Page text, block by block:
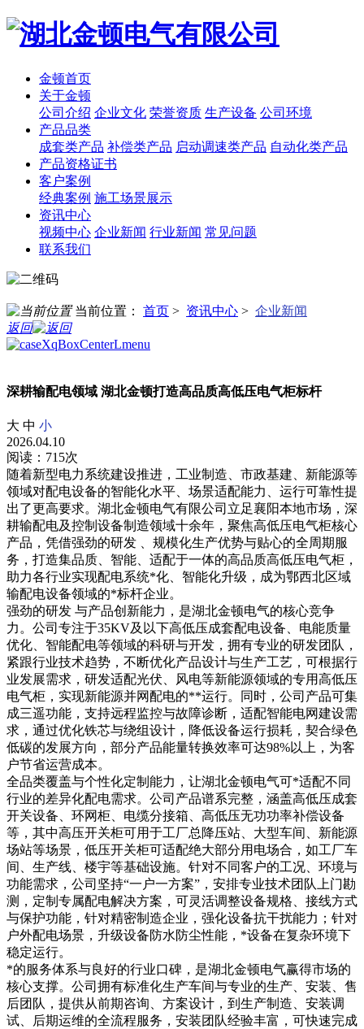
金顿首页
关于金顿
公司介绍 企业文化 荣誉资质 生产设备 公司环境
产品品类
成套类产品 补偿类产品 启动调速类产品 自动化类产品
产品资格证书
客户案例
经典案例 施工场景展示
资讯中心
视频中心 企业新闻 行业新闻 常见问题
联系我们
当前位置： 首页 > 资讯中心 > 企业新闻
返回
深耕输配电领域 湖北金顿打造高品质高低压电气柜标杆
大 中 小
2026.04.10
阅读：715次
随着新型电力系统建设推进，工业制造、市政基建、新能源等
领域对配电设备的智能化水平、场景适配能力、运行可靠性提
出了更高要求。湖北金顿电气有限公司立足襄阳本地市场，深
耕输配电及控制设备制造领域十余年，聚焦高低压电气柜核心
产品，凭借强劲的研发 、规模化生产优势与贴心的全周期服
务，打造集品质、智能、适配于一体的高品质高低压电气柜，
助力各行业实现配电系统*化、智能化升级，成为鄂西北区域
输配电设备领域的*标杆企业。
强劲的研发 与产品创新能力，是湖北金顿电气的核心竞争
力。公司专注于35KV及以下高低压成套配电设备、电能质量
优化、智能配电等领域的科研与开发，拥有专业的研发团队，
紧跟行业技术趋势，不断优化产品设计与生产工艺，可根据行
业发展需求，研发适配光伏、风电等新能源领域的专用高低压
电气柜，实现新能源并网配电的**运行。同时，公司产品可集
成三遥功能，支持远程监控与故障诊断，适配智能电网建设需
求，通过优化铁芯与绕组设计，降低设备运行损耗，契合绿色
低碳的发展方向，部分产品能量转换效率可达98%以上，为客
户节省运营成本。
全品类覆盖与个性化定制能力，让湖北金顿电气可*适配不同
行业的差异化配电需求。公司产品谱系完整，涵盖高低压成套
开关设备、环网柜、电缆分接箱、高低压无功功率补偿设备
等，其中高压开关柜可用于工厂总降压站、大型车间、新能源
场站等场景，低压开关柜可适配绝大部分用电场合，如工厂车
间、生产线、楼宇等基础设施。针对不同客户的工况、环境与
功能需求，公司坚持“一户一方案”，安排专业技术团队上门勘
测，定制专属配电解决方案，可灵活调整设备规格、接线方式
与保护功能，针对精密制造企业，强化设备抗干扰能力；针对
户外配电场景，升级设备防水防尘性能，*设备在复杂环境下
稳定运行。
*的服务体系与良好的行业口碑，是湖北金顿电气赢得市场的
核心支撑。公司拥有标准化生产车间与专业的生产、安装、售
后团队，提供从前期咨询、方案设计，到生产制造、安装调
试、后期运维的全流程服务，安装团队经验丰富，可快速完成